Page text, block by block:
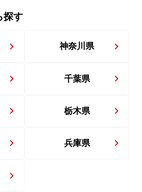
探す
神奈川県
千葉県
栃木県
兵庫県